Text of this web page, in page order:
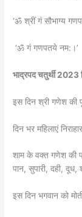
‘ॐ श्रीं गं सौभाग्य
‘ॐ गं गणपतये नम:।’
भाद्रपद चतुर्थी 2023
इस दिन श्री गणेश की
दिन भर महिलाएं
शाम के वक्त गणेश की
पान, सुपारी, दही,
इस दिन भगवान को